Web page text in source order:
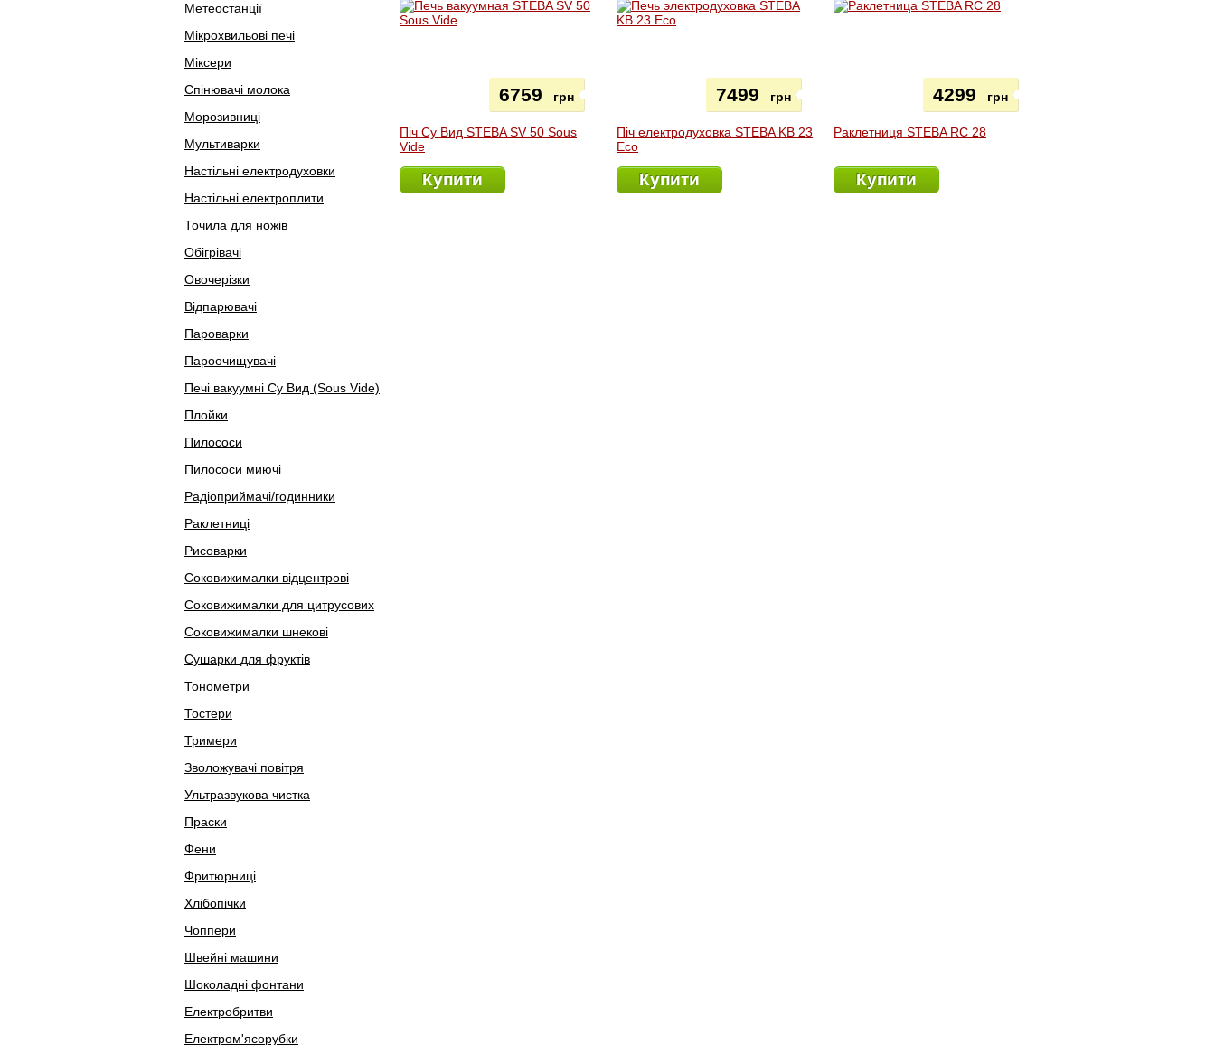
Метеостанції
Мікрохвильові печі
Міксери
Спінювачі молока
Морозивниці
Мультиварки
Настільні електродуховки
Настільні електроплити
Точила для ножів
Обігрівачі
Овочерізки
Відпарювачі
Пароварки
Пароочищувачі
Печі вакуумні Су Вид (Sous Vide)
Плойки
Пилососи
Пилососи миючі
Радіоприймачі/годинники
Раклетниці
Рисоварки
Соковижималки відцентрові
Соковижималки для цитрусових
Соковижималки шнекові
Сушарки для фруктів
Тонометри
Тостери
Тримери
Зволожувачі повітря
Ультразвукова чистка
Праски
Фени
Фритюрниці
Хлібопічки
Чоппери
Швейні машини
Шоколадні фонтани
Електробритви
Електром'ясорубки
Піч Су Вид STEBA SV 50 Sous
Vide
6759 грн
Купити
Піч електродуховка STEBA KB 23
Eco
7499 грн
Купити
Раклетниця STEBA RC 28
4299 грн
Купити